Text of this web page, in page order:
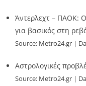
Άντερλεχτ – ΠΑΟΚ:
για βασικός στη
Source: Metro24.gr
Αστρολογικές
Source: Metro24.gr